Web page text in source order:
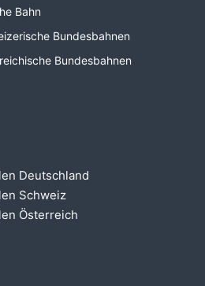
Bahn
Bundesbahnen
Bundesbahnen
Deutschland
Schweiz
Österreich